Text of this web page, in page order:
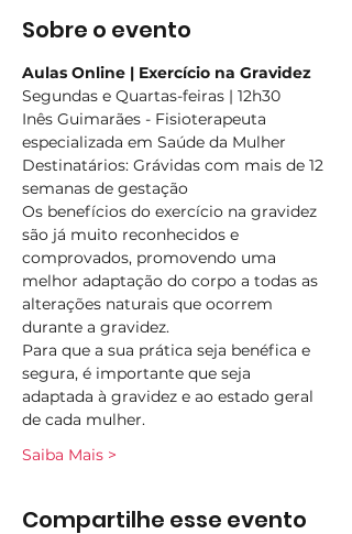
Sobre o evento
Aulas Online | Exercício na Gravidez
Segundas e Quartas-feiras | 12h30
Inês Guimarães - Fisioterapeuta
especializada em Saúde da Mulher
Destinatários: Grávidas com mais de 12
semanas de gestação
Os benefícios do exercício na gravidez
são já muito reconhecidos e
comprovados, promovendo uma
melhor adaptação do corpo a todas as
alterações naturais que ocorrem
durante a gravidez.
Para que a sua prática seja benéfica e
segura, é importante que seja
adaptada à gravidez e ao estado geral
de cada mulher.
Saiba Mais >
Compartilhe esse evento